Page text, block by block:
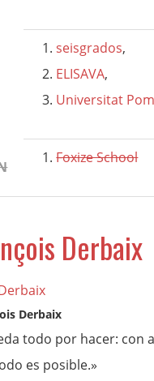
seisgrados,
ELISAVA,
Universitat
Foxize School
Derbaix
Derbaix
todo por hacer: con
es posible.»